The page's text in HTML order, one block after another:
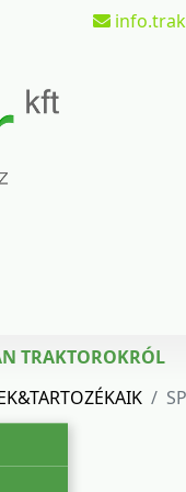
TRAKTOROKRÓL